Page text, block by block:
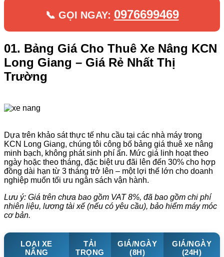
📞 GỌI NGAY: 0976699469
01. Bảng Giá Cho Thuê Xe Nâng KCN
Long Giang – Giá Rẻ Nhất Thị
Trường
Dựa trên khảo sát thực tế nhu cầu tại các nhà máy trong
KCN Long Giang, chúng tôi công bố bảng giá thuê xe nâng
minh bạch, không phát sinh phí ẩn. Mức giá linh hoạt theo
ngày hoặc theo tháng, đặc biệt ưu đãi lên đến 30% cho hợp
đồng dài hạn từ 3 tháng trở lên – một lợi thế lớn cho doanh
nghiệp muốn tối ưu ngân sách vận hành.
Lưu ý: Giá trên chưa bao gồm VAT 8%, đã bao gồm chi phí
nhiên liệu, lương tài xế (nếu có yêu cầu), bảo hiểm máy móc
cơ bản.
LOẠI XE
NÂNG
TẢI
TRỌNG
GIÁ/NGÀY
(8H)
GIÁ/NGÀY
(24H)